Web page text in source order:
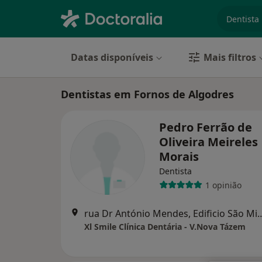
Datas disponíveis Mais filtros
Dentistas em Fornos de Algodres
Pedro Ferrão de
Oliveira Meireles
Morais
Dentista
1 opinião
rua Dr António Mendes,
Xl Smile Clínica Dentária - V.Nova Tázem